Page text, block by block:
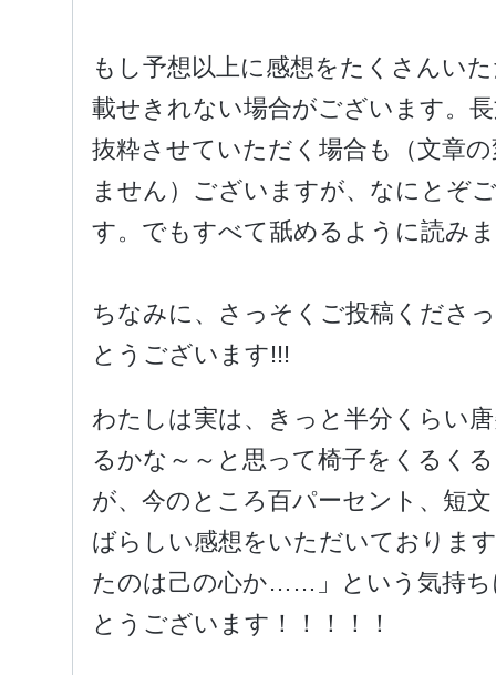
もし予想以上に感想をたくさんい
載せきれない場合がございます。
抜粋させていただく場合も（文章
ません）ございますが、なにとぞ
す。でもすべて舐めるように読み
ちなみに、さっそくご投稿くださ
とうございます!!!
わたしは実は、きっと半分くらい
るかな～～と思って椅子をくるく
が、今のところ百パーセント、短
ばらしい感想をいただいておりま
たのは己の心か……」という気持
とうございます！！！！！